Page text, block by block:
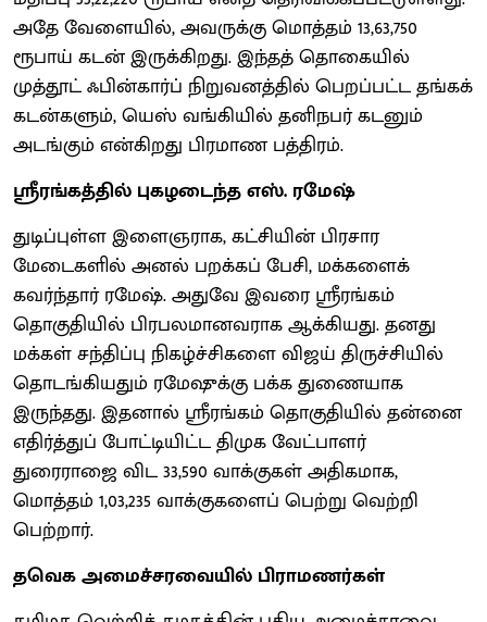
அதே வேளையில், அவருக்கு மொத்தம் 13,63,750
ரூபாய் கடன் இருக்கிறது. இந்தத் தொகையில்
முத்தூட் ஃபின்கார்ப் நிறுவனத்தில் பெறப்பட்ட தங்கக்
கடன்களும், யெஸ் வங்கியில் தனிநபர் கடனும்
அடங்கும் என்கிறது பிரமாண பத்திரம்.
ஸ்ரீரங்கத்தில் புகழடைந்த எஸ். ரமேஷ்
துடிப்புள்ள இளைஞராக, கட்சியின் பிரசார
மேடைகளில் அனல் பறக்கப் பேசி, மக்களைக்
கவர்ந்தார் ரமேஷ். அதுவே இவரை ஸ்ரீரங்கம்
தொகுதியில் பிரபலமானவராக ஆக்கியது. தனது
மக்கள் சந்திப்பு நிகழ்ச்சிகளை விஜய் திருச்சியில்
தொடங்கியதும் ரமேஷுக்கு பக்க துணையாக
இருந்தது. இதனால் ஸ்ரீரங்கம் தொகுதியில் தன்னை
எதிர்த்துப் போட்டியிட்ட திமுக வேட்பாளர்
துரைராஜை விட 33,590 வாக்குகள் அதிகமாக,
மொத்தம் 1,03,235 வாக்குகளைப் பெற்று வெற்றி
பெற்றார்.
தவெக அமைச்சரவையில் பிராமணர்கள்